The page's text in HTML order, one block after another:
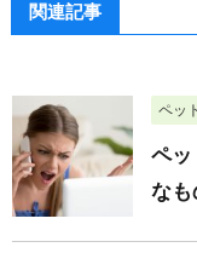
関連記事
ペッ
ペッ
なも